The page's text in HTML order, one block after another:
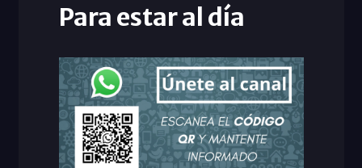
Para estar al día